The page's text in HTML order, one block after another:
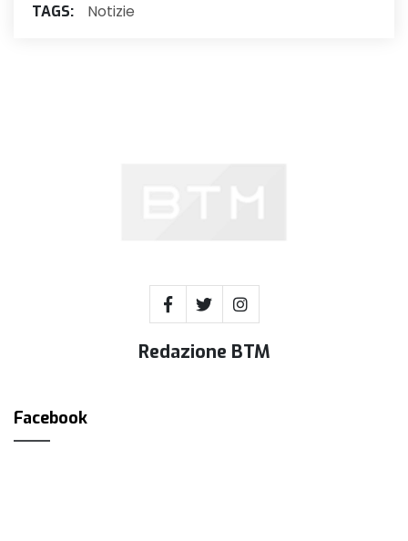
TAGS: Notizie
Redazione BTM
Facebook